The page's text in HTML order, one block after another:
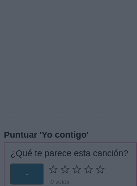
Puntuar 'Yo contigo'
¿Qué te parece esta canción?
-
0 votos